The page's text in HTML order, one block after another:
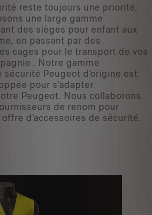
reste toujours une priorité,
une large gamme
des sièges pour enfant aux
en passant par des
cages pour le transport de vos
. Notre gamme
sécurité Peugeot d’origine est
pour s’adapter
Peugeot. Nous collaborons
de renom pour
d'accessoires de sécurité.